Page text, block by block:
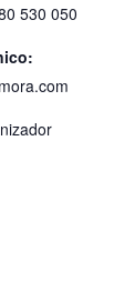
530 050